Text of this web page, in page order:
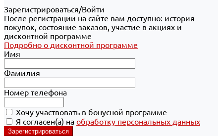
Зарегистрироваться/Войти
После регистрации на сайте вам доступно: история
покупок, состояние заказов, участие в акциях и
дисконтной программе
Подробно о дисконтной программе
Имя
Фамилия
Номер телефона
Хочу участвовать в бонусной программе
Я согласен(а) на обработку персональных данных